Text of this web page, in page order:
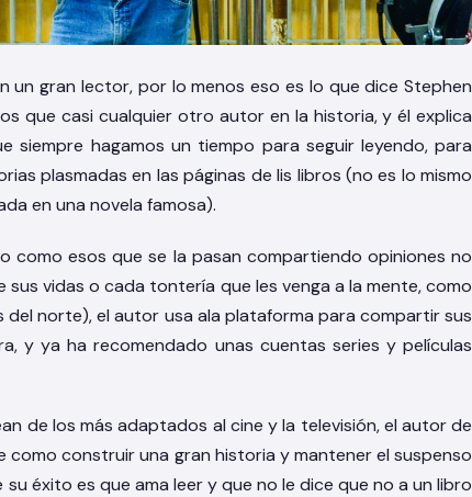
un gran lector, por lo menos eso es lo que dice Stephen
que casi cualquier otro autor en la historia, y él explica
siempre hagamos un tiempo para seguir leyendo, para
plasmadas en las páginas de lis libros (no es lo mismo
en una novela famosa).
como esos que se la pasan compartiendo opiniones no
vidas o cada tontería que les venga a la mente, como
norte), el autor usa ala plataforma para compartir sus
y ya ha recomendado unas cuentas series y películas
de los más adaptados al cine y la televisión, el autor de
como construir una gran historia y mantener el suspenso
éxito es que ama leer y que no le dice que no a un libro